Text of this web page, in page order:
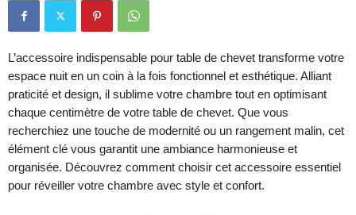
L’accessoire indispensable pour table de chevet transforme votre
espace nuit en un coin à la fois fonctionnel et esthétique. Alliant
praticité et design, il sublime votre chambre tout en optimisant
chaque centimètre de votre table de chevet. Que vous
recherchiez une touche de modernité ou un rangement malin, cet
élément clé vous garantit une ambiance harmonieuse et
organisée. Découvrez comment choisir cet accessoire essentiel
pour réveiller votre chambre avec style et confort.